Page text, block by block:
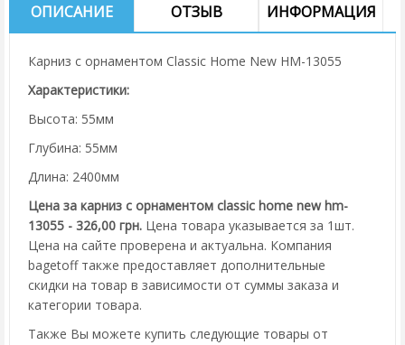
ОПИСАНИЕ ОТЗЫВ ИНФОРМАЦИЯ
Карниз с орнаментом Classic Home New HM-13055
Характеристики:
Высота: 55мм
Глубина: 55мм
Длина: 2400мм
Цена за карниз с орнаментом classic home new hm-
13055 - 326,00 грн. Цена товара указывается за 1шт.
Цена на сайте проверена и актуальна. Компания
bagetoff также предоставляет дополнительные
скидки на товар в зависимости от суммы заказа и
категории товара.
Также Вы можете купить следующие товары от